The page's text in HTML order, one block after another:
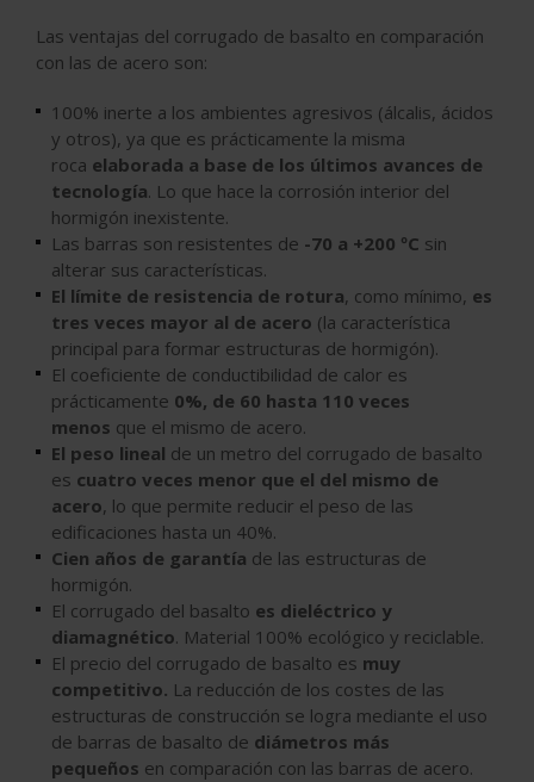
Las ventajas del corrugado de basalto en comparación
con las de acero son:
100% inerte a los ambientes agresivos (álcalis, ácidos
y otros), ya que es prácticamente la misma
roca elaborada a base de los últimos avances de
tecnología. Lo que hace la corrosión interior del
hormigón inexistente.
Las barras son resistentes de -70 a +200 ºC sin
alterar sus características.
El límite de resistencia de rotura, como mínimo, es
tres veces mayor al de acero (la característica
principal para formar estructuras de hormigón).
El coeficiente de conductibilidad de calor es
prácticamente 0%, de 60 hasta 110 veces
menos que el mismo de acero.
El peso lineal de un metro del corrugado de basalto
es cuatro veces menor que el del mismo de
acero, lo que permite reducir el peso de las
edificaciones hasta un 40%.
Cien años de garantía de las estructuras de
hormigón.
El corrugado del basalto es dieléctrico y
diamagnético. Material 100% ecológico y reciclable.
El precio del corrugado de basalto es muy
competitivo. La reducción de los costes de las
estructuras de construcción se logra mediante el uso
de barras de basalto de diámetros más
pequeños en comparación con las barras de acero.